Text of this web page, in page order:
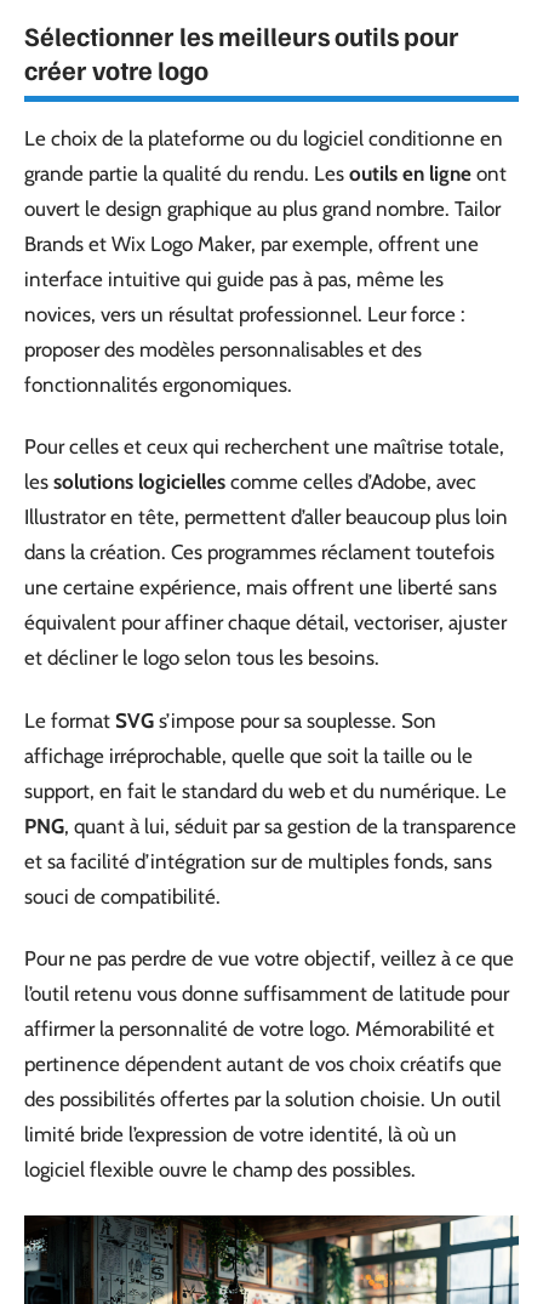
Sélectionner les meilleurs outils pour
créer votre logo
Le choix de la plateforme ou du logiciel conditionne en
grande partie la qualité du rendu. Les outils en ligne ont
ouvert le design graphique au plus grand nombre. Tailor
Brands et Wix Logo Maker, par exemple, offrent une
interface intuitive qui guide pas à pas, même les
novices, vers un résultat professionnel. Leur force :
proposer des modèles personnalisables et des
fonctionnalités ergonomiques.
Pour celles et ceux qui recherchent une maîtrise totale,
les solutions logicielles comme celles d’Adobe, avec
Illustrator en tête, permettent d’aller beaucoup plus loin
dans la création. Ces programmes réclament toutefois
une certaine expérience, mais offrent une liberté sans
équivalent pour affiner chaque détail, vectoriser, ajuster
et décliner le logo selon tous les besoins.
Le format SVG s’impose pour sa souplesse. Son
affichage irréprochable, quelle que soit la taille ou le
support, en fait le standard du web et du numérique. Le
PNG, quant à lui, séduit par sa gestion de la transparence
et sa facilité d’intégration sur de multiples fonds, sans
souci de compatibilité.
Pour ne pas perdre de vue votre objectif, veillez à ce que
l’outil retenu vous donne suffisamment de latitude pour
affirmer la personnalité de votre logo. Mémorabilité et
pertinence dépendent autant de vos choix créatifs que
des possibilités offertes par la solution choisie. Un outil
limité bride l’expression de votre identité, là où un
logiciel flexible ouvre le champ des possibles.